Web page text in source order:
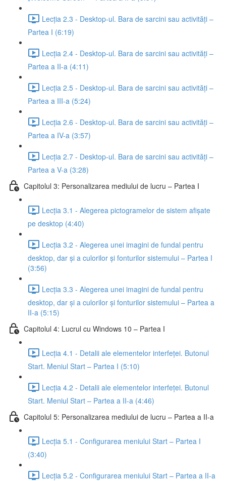
Lecția 2.3 - Desktop-ul. Bara de sarcini sau activități –
Partea I (6:19)
Lecția 2.4 - Desktop-ul. Bara de sarcini sau activități –
Partea a II-a (4:11)
Lecția 2.5 - Desktop-ul. Bara de sarcini sau activități –
Partea a III-a (5:24)
Lecția 2.6 - Desktop-ul. Bara de sarcini sau activități –
Partea a IV-a (3:57)
Lecția 2.7 - Desktop-ul. Bara de sarcini sau activități –
Partea a V-a (3:28)
Capitolul 3: Personalizarea mediului de lucru – Partea I
Lecția 3.1 - Alegerea pictogramelor de sistem afișate
pe desktop (4:40)
Lecția 3.2 - Alegerea unei imagini de fundal pentru
desktop, dar și a culorilor și fonturilor sistemului – Partea I
(3:56)
Lecția 3.3 - Alegerea unei imagini de fundal pentru
desktop, dar și a culorilor și fonturilor sistemului – Partea a
II-a (5:15)
Capitolul 4: Lucrul cu Windows 10 – Partea I
Lecția 4.1 - Detalii ale elementelor interfeței. Butonul
Start. Meniul Start – Partea I (5:10)
Lecția 4.2 - Detalii ale elementelor interfeței. Butonul
Start. Meniul Start – Partea a II-a (4:46)
Capitolul 5: Personalizarea mediului de lucru – Partea a II-a
Lecția 5.1 - Configurarea meniului Start – Partea I
(3:40)
Lecția 5.2 - Configurarea meniului Start – Partea a II-a